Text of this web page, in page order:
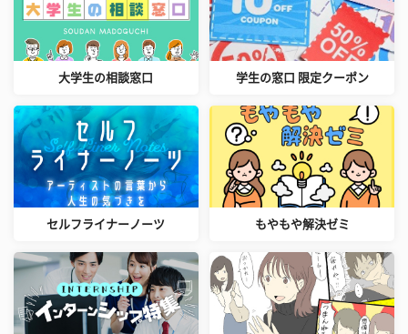
大学生の相談窓口 学生の窓口 限定クーポン
セルフライナーノーツ もやもや解決ゼミ